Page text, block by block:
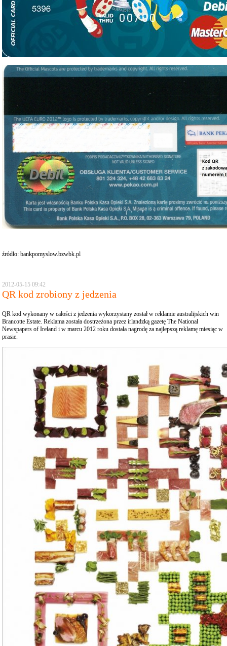
źródło:bankpomyslow.bzwbk.pl
2012-05-15 09:42
QR kod zrobiony z jedzenia
QR kod wykonany w całości z jedzenia wykorzystany został w reklamie australijskich win
Brancotte Estate. Reklama została dostrzeżona przez irlandzką gazetę The National
Newspapers of Ireland i w marcu 2012 roku dostała nagrodę za najlepszą reklamę miesiąc w
prasie.